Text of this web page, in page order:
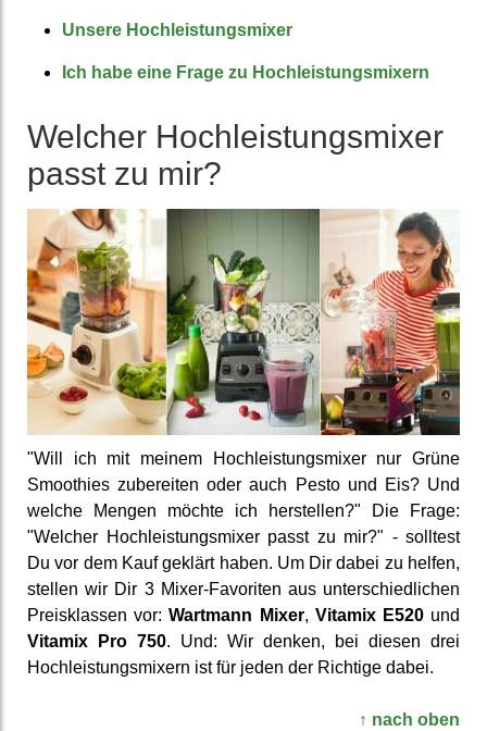
Unsere Hoch­leistungs­mixer
Ich habe eine Frage zu Hoch­leistungs­mixern
Welcher Hoch­leistungs­mixer
passt zu mir?
"Will ich mit meinem Hoch­leistungs­mixer nur Grüne
Smoothies zu­berei­ten oder auch Pesto und Eis? Und
welche Mengen möchte ich her­stellen?" Die Frage:
"Welcher Hoch­leistungs­mixer passt zu mir?" - solltest
Du vor dem Kauf geklärt haben. Um Dir dabei zu helfen,
stellen wir Dir 3 Mixer-Favoriten aus unter­schied­lichen
Preis­klassen vor:Wartmann Mixer, Vitamix E520und
Vitamix Pro 750. Und: Wir denken, bei diesen drei
Hoch­leistungs­mixern ist für jeden der Richtige dabei.
↑ nach oben